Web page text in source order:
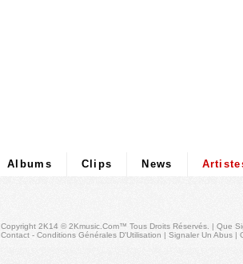
Albums Clips News
Copyright 2K14 © 2Kmusic.com™ Tous Droits Réservés . | Que
Contact - Conditions Générales D'Utilisation | Signaler Un Abus |